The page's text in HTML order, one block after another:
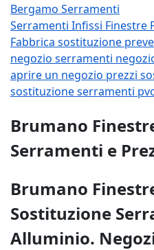
Bergamo Serramenti
Serramenti Infissi Finestre
Fabbrica sostituzione
negozio serramenti
aprire un negozio prezzi
sostituzione serramenti
Brumano
Serramenti e
Brumano
Sostituzione
Alluminio.